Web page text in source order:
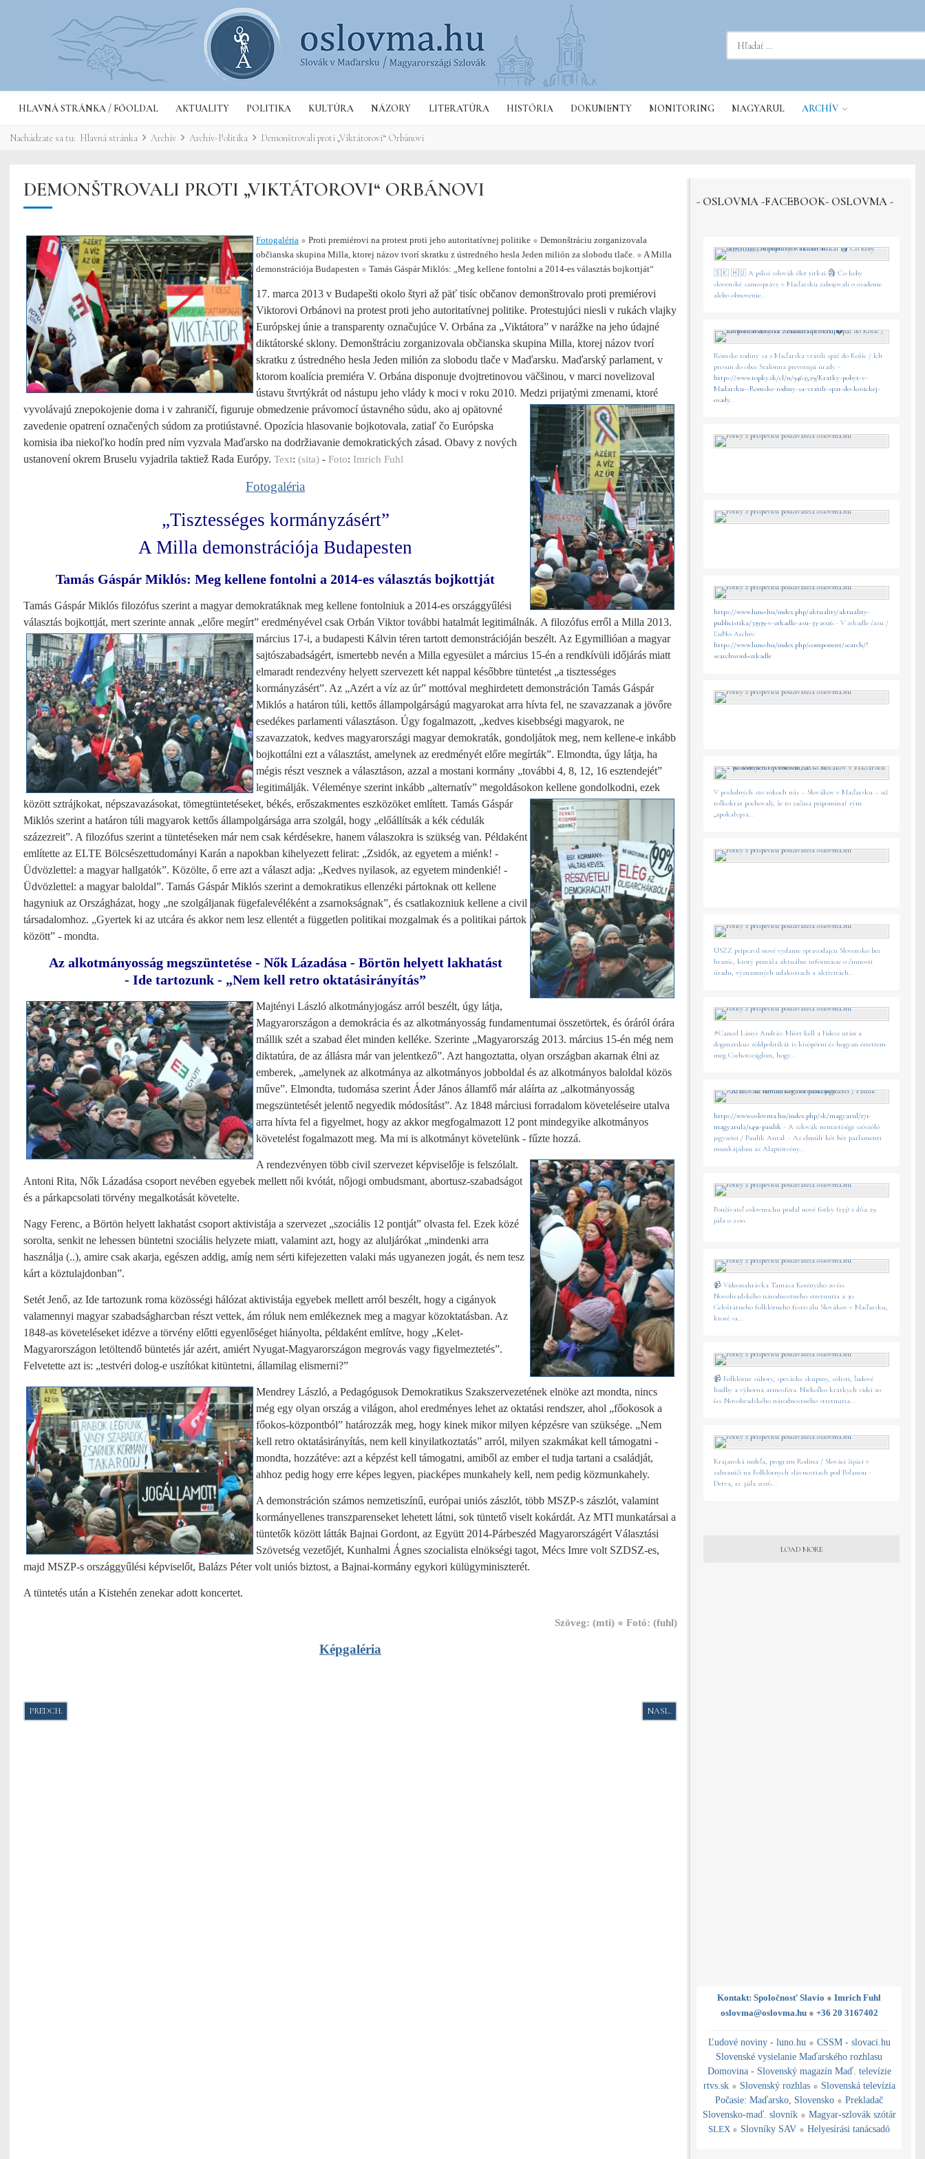
HLAVNÁ STRÁNKA / FŐOLDAL AKTUALITY POLITIKA KULTÚRA NÁZORY LITERATÚRA HISTÓRIA DOKUMENTY MONITORING MAGYARUL ARCHÍV
Nachádzate sa tu: Hlavná stránka Archív Archív-Politika Demonštrovali proti „Viktátorovi“ Orbánovi
DEMONŠTROVALI PROTI „VIKTÁTOROVI“ ORBÁNOVI
Fotogaléria ● Proti premiérovi na protest proti jeho autoritatívnej politike ● Demonštráciu zorganizovala
občianska skupina Milla, ktorej názov tvorí skratku z ústredného hesla Jeden milión za slobodu tlače. ● A Milla
demonstrációja Budapesten ● Tamás Gáspár Miklós: „Meg kellene fontolni a 2014-es választás bojkottját“
17. marca 2013 v Budapešti okolo štyri až päť tisíc občanov demonštrovalo proti premiérovi
Viktorovi Orbánovi na protest proti jeho autoritatívnej politike. Protestujúci niesli v rukách vlajky
Európskej únie a transparenty označujúce V. Orbána za „Viktátora” v narážke na jeho údajné
diktátorské sklony. Demonštráciu zorganizovala občianska skupina Milla, ktorej názov tvorí
skratku z ústredného hesla Jeden milión za slobodu tlače v Maďarsku. Maďarský parlament, v
ktorom koalícia premiéra V. Orbána disponuje dvojtretinovou väčšinou, v marci novelizoval
ústavu štvrtýkrát od nástupu jeho vlády k moci v roku 2010. Medzi prijatými zmenami, ktoré
vyvolávajú znepokojenie doma i v zahraničí, figuruje obmedzenie právomocí ústavného súdu, ako aj opätovné
zavedenie opatrení označených súdom za protiústavné. Opozícia hlasovanie bojkotovala, zatiaľ čo Európska
komisia iba niekoľko hodín pred ním vyzvala Maďarsko na dodržiavanie demokratických zásad. Obavy z nových
ustanovení okrem Bruselu vyjadrila taktiež Rada Európy. Text: (sita) - Foto: Imrich Fuhl
Fotogaléria
„Tisztességes kormányzásért”
A Milla demonstrációja Budapesten
Tamás Gáspár Miklós: Meg kellene fontolni a 2014-es választás bojkottját
Tamás Gáspár Miklós filozófus szerint a magyar demokratáknak meg kellene fontolniuk a 2014-es országgyűlési
választás bojkottját, mert szerinte annak „előre megírt” eredményével csak Orbán Viktor további hatalmát legitimálnák. A filozófus erről a Milla 2013.
március 17-i, a budapesti Kálvin téren tartott demonstrációján beszélt. Az Egymillióan a magyar
sajtószabadságért, ismertebb nevén a Milla egyesület a március 15-én a rendkívüli időjárás miatt
elmaradt rendezvény helyett szervezett két nappal későbbre tüntetést „a tisztességes
kormányzásért”. Az „Azért a víz az úr” mottóval meghirdetett demonstráción Tamás Gáspár
Miklós a határon túli, kettős állampolgárságú magyarokat arra hívta fel, ne szavazzanak a jövőre
esedékes parlamenti választáson. Úgy fogalmazott, „kedves kisebbségi magyarok, ne
szavazzatok, kedves magyarországi magyar demokraták, gondoljátok meg, nem kellene-e inkább
bojkottálni ezt a választást, amelynek az eredményét előre megírták”. Elmondta, úgy látja, ha
mégis részt vesznek a választáson, azzal a mostani kormány „további 4, 8, 12, 16 esztendejét”
legitimálják. Véleménye szerint inkább „alternatív” megoldásokon kellene gondolkodni, ezek
között sztrájkokat, népszavazásokat, tömegtüntetéseket, békés, erőszakmentes eszközöket említett. Tamás Gáspár
Miklós szerint a határon túli magyarok kettős állampolgársága arra szolgál, hogy „előállítsák a kék cédulák
százezreit”. A filozófus szerint a tüntetéseken már nem csak kérdésekre, hanem válaszokra is szükség van. Példaként
említette az ELTE Bölcsészettudományi Karán a napokban kihelyezett felirat: „Zsidók, az egyetem a miénk! -
Üdvözlettel: a magyar hallgatók”. Közölte, ő erre azt a választ adja: „Kedves nyilasok, az egyetem mindenkié! -
Üdvözlettel: a magyar baloldal”. Tamás Gáspár Miklós szerint a demokratikus ellenzéki pártoknak ott kellene
hagyniuk az Országházat, hogy „ne szolgáljanak fügefalevéléként a zsarnokságnak”, és csatlakozniuk kellene a civil
társadalomhoz. „Gyertek ki az utcára és akkor nem lesz ellentét a független politikai mozgalmak és a politikai pártok
között” - mondta.
Az alkotmányosság megszüntetése - Nők Lázadása - Börtön helyett lakhatást
- Ide tartozunk - „Nem kell retro oktatásirányítás”
Majtényi László alkotmányjogász arról beszélt, úgy látja,
Magyarországon a demokrácia és az alkotmányosság fundamentumai összetörtek, és óráról órára
mállik szét a szabad élet minden kelléke. Szerinte „Magyarország 2013. március 15-én még nem
diktatúra, de az állásra már van jelentkező”. Azt hangoztatta, olyan országban akarnak élni az
emberek, „amelynek az alkotmánya az alkotmányos jobboldal és az alkotmányos baloldal közös
műve”. Elmondta, tudomása szerint Áder János államfő már aláírta az „alkotmányosság
megszüntetését jelentő negyedik módosítást”. Az 1848 márciusi forradalom követeléseire utalva
arra hívta fel a figyelmet, hogy az akkor megfogalmazott 12 pont mindegyike alkotmányos
követelést fogalmazott meg. Ma mi is alkotmányt követelünk - fűzte hozzá.
A rendezvényen több civil szervezet képviselője is felszólalt.
Antoni Rita, Nők Lázadása csoport nevében egyebek mellett női kvótát, nőjogi ombudsmant, abortusz-szabadságot
és a párkapcsolati törvény megalkotását követelte.
Nagy Ferenc, a Börtön helyett lakhatást csoport aktivistája a szervezet „szociális 12 pontját” olvasta fel. Ezek közé
sorolta, senkit ne lehessen büntetni szociális helyzete miatt, valamint azt, hogy az aluljárókat „mindenki arra
használja (..), amire csak akarja, egészen addig, amíg nem sérti kifejezetten valaki más ugyanezen jogát, és nem tesz
kárt a köztulajdonban”.
Setét Jenő, az Ide tartozunk roma közösségi hálózat aktivistája egyebek mellett arról beszélt, hogy a cigányok
valamennyi magyar szabadságharcban részt vettek, ám róluk nem emlékeznek meg a magyar közoktatásban. Az
1848-as követeléseket idézve a törvény előtti egyenlőséget hiányolta, példaként említve, hogy „Kelet-
Magyarországon letöltendő büntetés jár azért, amiért Nyugat-Magyarországon megrovás vagy figyelmeztetés”.
Felvetette azt is: „testvéri dolog-e uszítókat kitüntetni, államilag elismerni?”
Mendrey László, a Pedagógusok Demokratikus Szakszervezetének elnöke azt mondta, nincs
még egy olyan ország a világon, ahol eredményes lehet az oktatási rendszer, ahol „főokosok a
főokos-központból” határozzák meg, hogy kinek mikor milyen képzésre van szüksége. „Nem
kell retro oktatásirányítás, nem kell kinyilatkoztatás” arról, milyen szakmákat kell támogatni -
mondta, hozzátéve: azt a képzést kell támogatni, amiből az ember el tudja tartani a családját,
ahhoz pedig hogy erre képes legyen, piacképes munkahely kell, nem pedig közmunkahely.
A demonstráción számos nemzetiszínű, európai uniós zászlót, több MSZP-s zászlót, valamint
kormányellenes transzparenseket lehetett látni, sok tüntető viselt kokárdát. Az MTI munkatársai a
tüntetők között látták Bajnai Gordont, az Együtt 2014-Párbeszéd Magyarországért Választási
Szövetség vezetőjét, Kunhalmi Ágnes szocialista elnökségi tagot, Mécs Imre volt SZDSZ-es,
majd MSZP-s országgyűlési képviselőt, Balázs Péter volt uniós biztost, a Bajnai-kormány egykori külügyminiszterét.
A tüntetés után a Kistehén zenekar adott koncertet.
Szöveg: (mti) ● Fotó: (fuhl)
Képgaléria
PREDCHÁDZAJÚCI ČLÁNOK: VZ ZVÄZU SLOVÁKOV V MAĎARSKU 11. MÁJA 2013
PREDCH. NASLEDUJÚCI ČLÁNOK: V MAĎARSKU ROK PRED VOĽBAMI STÚPA
NASL.
- OSLOVMA -FACEBOOK- OSLOVMA -
🇸🇰 🇭🇺 A pilisi szlovák élet titkai 🗿 Čo keby
slovenské samosprávy v Maďarsku zabojovali o osadenie
alebo obnovenie...
Rómske rodiny sa z Maďarska vrátili späť do Košíc / Ich
presun do obce Szalonna preverujú úrady -
https://www.topky.sk/cl/11/9463529/Kratky-pobyt-v-
Madarsku--Romske-rodiny-sa-vratili-spat-do-kosickej-
osady...
https://www.luno.hu/index.php/aktuality/aktuality-
publicistika/33939-v-zrkadle-asu-33-2026 - V zrkadle času /
ĽuNo-Archív:
https://www.luno.hu/index.php/component/search/?
searchword=zrkadle
V posledných sto rokoch nás – Slovákov v Maďarsku – už
toľkokrát pochovali, že to začína pripomínať rým
„apokalypsa...
ÚSŽZ pripravil nové vydanie spravodajcu Slovensko bez
hraníc, ktorý prináša aktuálne informácie o činnosti
úradu, významných udalostiach a aktivitách...
⚡️Cancel Lányi András: Miért kell a Fidesz után a
dogmatikus zöldpolitikát is kisöpörni és hogyan értettem
meg Csehországban, hogy...
https://www.oslovma.hu/index.php/sk/magyarul/171-
magyarul2/1491-paulik - A szlovák nemzetiségi szószóló
jegyzetei / Paulik Antal: - Az elmúlt két hét parlamenti
munkájában az Alaptörvény...
Používateľ oslovma.hu pridal nové fotky (133) z dňa 29.
júla o 2:00.
📹 Videonahrávka Tamása Kerényiho zo 60.
Novohradského národnostného stretnutia a 30.
Celoštátneho folklórneho festivalu Slovákov v Maďarsku,
ktoré sa...
📹 Folklórne súbory, spevácke skupiny, sólisti, ľudové
hudby a výborná atmosféra. Niekoľko krátkych videí zo
60. Novohradského národnostného stretnutia...
Krajanská nedeľa, program Rodina / Slováci žijúci v
zahraničí na Folklórnych slávnostiach pod Poľanou -
Detva, 12. júla 2026...
LOAD MORE
Kontakt: Spoločnosť Slavio ● Imrich Fuhl
oslovma@oslovma.hu ● +36 20 3167402
Ľudové noviny - luno.hu ● CSSM - slovaci.hu
Slovenské vysielanie Maďarského rozhlasu
Domovina - Slovenský magazín Maď. televízie
rtvs.sk ● Slovenský rozhlas ● Slovenská televízia
Počasie: Maďarsko, Slovensko ● Prekladač
Slovensko-maď. slovník ● Magyar-szlovák szótár
SLEX ● Slovníky SAV ● Helyesírási tanácsadó